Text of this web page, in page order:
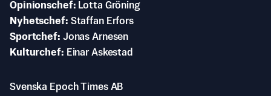
Opinionschef
Lotta Gröning
Nyhetschef Staffan Erfors
Sportchef Jonas Arnesen
Kulturchef
Einar Askestad
Svenska Epoch Times AB